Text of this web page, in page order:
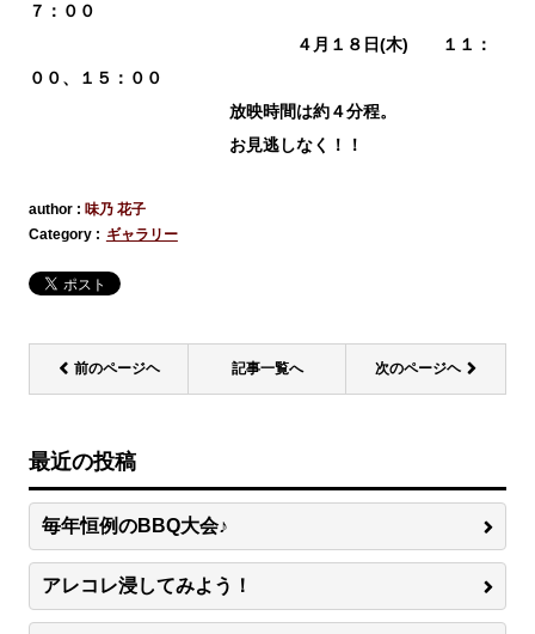
７：００
４月１８日(木) １１：
００、１５：００
放映時間は約４分程。
お見逃しなく！！
author : 味乃 花子
Category : ギャラリー
前のページヘ 記事一覧へ 次のページヘ
最近の投稿
毎年恒例のBBQ大会♪
アレコレ浸してみよう！